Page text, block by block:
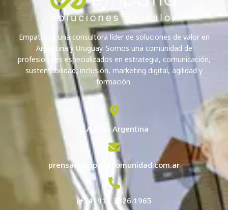
Empatía es una consultora líder de soluciones de valor en
Argentina y Uruguay. Somos una comunidad de
profesionales especializados en estrategia, comunicación,
sustentabilidad, inclusión, marketing digital, agilidad y
formación.
C.A.B.A - Argentina
prensa@empatiacomunidad.com.ar
(+54) 911 3826.1965